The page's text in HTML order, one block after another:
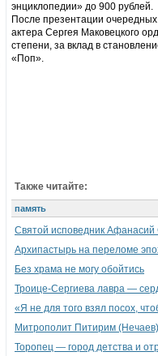
энциклопедии» до 900 рублей.
После презентации
актера Сергея Маковецкого
cтепени, за вклад в
«Поп».
Также читайте:
память
Святой исповедник
Архипастырь на переломе
Без храма не могу обойтись
Троице-Сергиева лавра —
«Я не для того взял посох,
Митрополит Питирим
Торопец — город детства и